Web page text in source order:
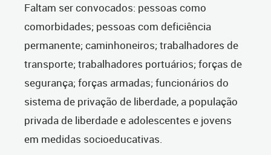
Faltam ser convocados: pessoas como
comorbidades; pessoas com deficiência
permanente; caminhoneiros; trabalhadores de
transporte; trabalhadores portuários; forças de
segurança; forças armadas; funcionários do
sistema de privação de liberdade, a população
privada de liberdade e adolescentes e jovens
em medidas socioeducativas.